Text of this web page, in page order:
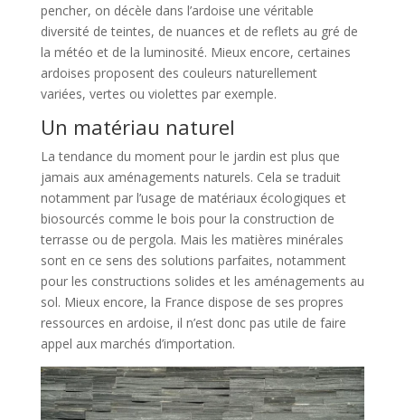
pencher, on décèle dans l’ardoise une véritable
diversité de teintes, de nuances et de reflets au gré de
la météo et de la luminosité. Mieux encore, certaines
ardoises proposent des couleurs naturellement
variées, vertes ou violettes par exemple.
Un matériau naturel
La tendance du moment pour le jardin est plus que
jamais aux aménagements naturels. Cela se traduit
notamment par l’usage de matériaux écologiques et
biosourcés comme le bois pour la construction de
terrasse ou de pergola. Mais les matières minérales
sont en ce sens des solutions parfaites, notamment
pour les constructions solides et les aménagements au
sol. Mieux encore, la France dispose de ses propres
ressources en ardoise, il n’est donc pas utile de faire
appel aux marchés d’importation.